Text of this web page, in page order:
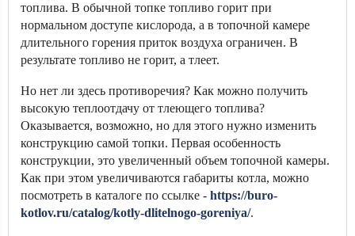
топлива. В обычной топке топливо горит при
нормальном доступе кислорода, а в топочной камере
длительного горения приток воздуха ограничен. В
результате топливо не горит, а тлеет.
Но нет ли здесь противоречия? Как можно получить
высокую теплоотдачу от тлеющего топлива?
Оказывается, возможно, но для этого нужно изменить
конструкцию самой топки. Первая особенность
конструкции, это увеличенный объем топочной камеры.
Как при этом увеличиваются габариты котла, можно
посмотреть в каталоге по ссылке - https://buro-
kotlov.ru/catalog/kotly-dlitelnogo-goreniya/.